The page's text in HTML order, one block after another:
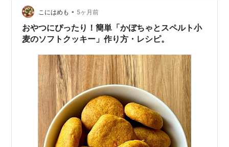
り、粉を混ぜすぎたり。ある日、製菓の勉強をする中で
「デンプンの老化」「糖の吸湿性」…
こにはめも • 5ヶ月前
おやつにぴったり！簡単「かぼちゃとスペルト小
麦のソフトクッキー」作り方・レシピ。